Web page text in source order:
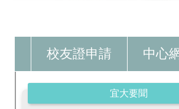
校友證申請 中心
宜大要聞